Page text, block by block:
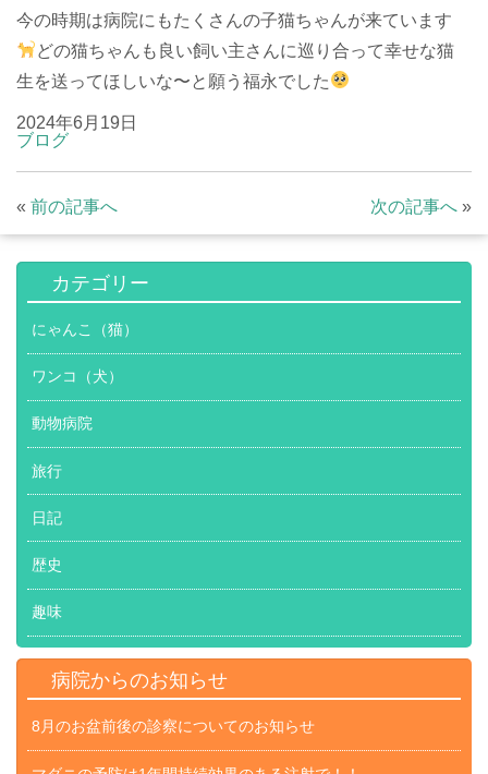
今の時期は病院にもたくさんの子猫ちゃんが来ています
どの猫ちゃんも良い飼い主さんに巡り合って幸せな猫
生を送ってほしいな〜と願う福永でした
2024年6月19日
ブログ
« 前の記事へ 次の記事へ »
カテゴリー
にゃんこ（猫）
ワンコ（犬）
動物病院
旅行
日記
歴史
趣味
病院からのお知らせ
8月のお盆前後の診察についてのお知らせ